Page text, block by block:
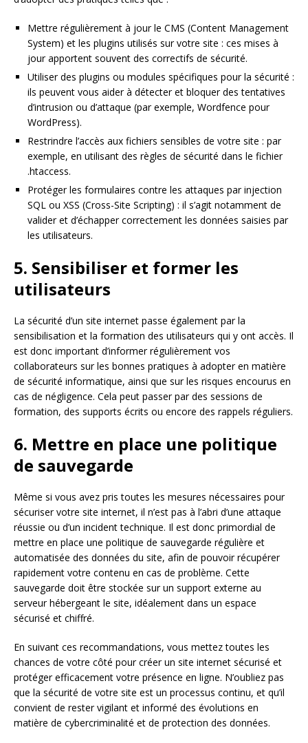
Mettre régulièrement à jour le CMS (Content Management
System) et les plugins utilisés sur votre site : ces mises à
jour apportent souvent des correctifs de sécurité.
Utiliser des plugins ou modules spécifiques pour la sécurité :
ils peuvent vous aider à détecter et bloquer des tentatives
d’intrusion ou d’attaque (par exemple, Wordfence pour
WordPress).
Restrindre l’accès aux fichiers sensibles de votre site : par
exemple, en utilisant des règles de sécurité dans le fichier
.htaccess.
Protéger les formulaires contre les attaques par injection
SQL ou XSS (Cross-Site Scripting) : il s’agit notamment de
valider et d’échapper correctement les données saisies par
les utilisateurs.
5. Sensibiliser et former les
utilisateurs
La sécurité d’un site internet passe également par la
sensibilisation et la formation des utilisateurs qui y ont accès. Il
est donc important d’informer régulièrement vos
collaborateurs sur les bonnes pratiques à adopter en matière
de sécurité informatique, ainsi que sur les risques encourus en
cas de négligence. Cela peut passer par des sessions de
formation, des supports écrits ou encore des rappels réguliers.
6. Mettre en place une politique
de sauvegarde
Même si vous avez pris toutes les mesures nécessaires pour
sécuriser votre site internet, il n’est pas à l’abri d’une attaque
réussie ou d’un incident technique. Il est donc primordial de
mettre en place une politique de sauvegarde régulière et
automatisée des données du site, afin de pouvoir récupérer
rapidement votre contenu en cas de problème. Cette
sauvegarde doit être stockée sur un support externe au
serveur hébergeant le site, idéalement dans un espace
sécurisé et chiffré.
En suivant ces recommandations, vous mettez toutes les
chances de votre côté pour créer un site internet sécurisé et
protéger efficacement votre présence en ligne. N’oubliez pas
que la sécurité de votre site est un processus continu, et qu’il
convient de rester vigilant et informé des évolutions en
matière de cybercriminalité et de protection des données.